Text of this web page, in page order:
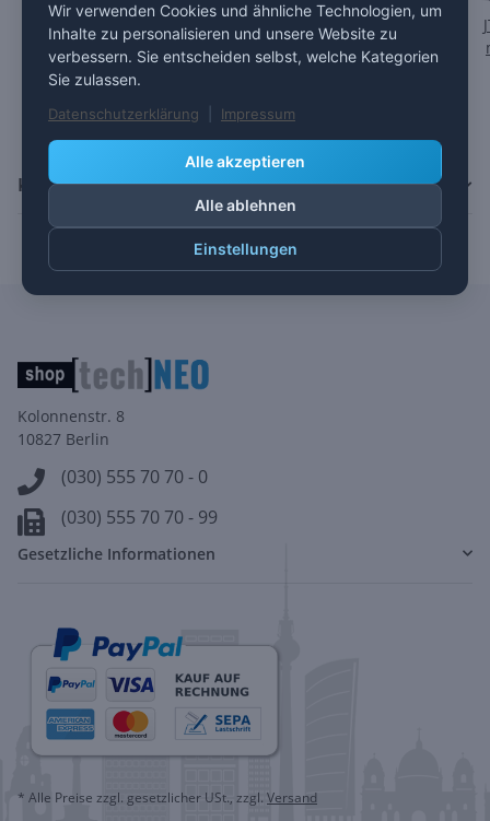
JTL Shop Plugin -
cancelButton -
Monatsabo
12,00 €
JTL Shop Plugin -
ageVerify - 14 Tage
kostenlos
0,00 €
Kategorien
Kolonnenstr. 8
10827 Berlin
(030) 555 70 70 - 0
(030) 555 70 70 - 99
Gesetzliche Informationen
* Alle Preise zzgl. gesetzlicher USt., zzgl. Versand
Wir verwenden Cookies und ähnliche Technologien, um
Inhalte zu personalisieren und unsere Website zu
verbessern. Sie entscheiden selbst, welche Kategorien
Sie zulassen.
Datenschutzerklärung Impressum
Einstellungen
Alle ablehnen
Alle akzeptieren